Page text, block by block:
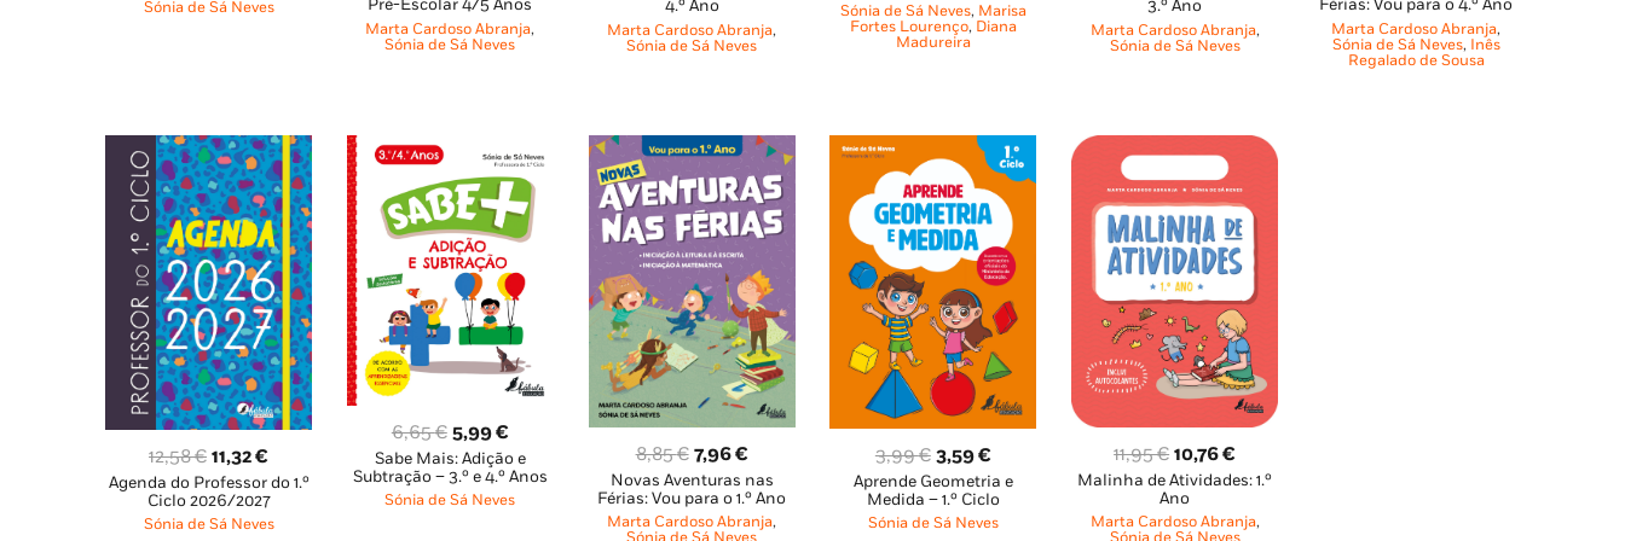
Sónia de Sá Neves
original
era:
atual
é:
Pré-Escolar 4/5 Anos
Marta Cardoso Abranja,
Sónia de Sá Neves
original
era:
atual
é:
4.º Ano
Marta Cardoso Abranja,
Sónia de Sá Neves
original
era:
atual
Sónia de Sá Neves, Marisa
Fortes Lourenço, Diana
Madureira
original
era:
atual
é:
3.º Ano
Marta Cardoso Abranja,
Sónia de Sá Neves
original
era:
atual
é:
Férias: Vou para o 4.º Ano
Marta Cardoso Abranja,
Sónia de Sá Neves, Inês
Regalado de Sousa
12,58€ O
preço
original
11,32€
preço
Agenda do Professor do 1.º
Ciclo 2026/2027
Sónia de Sá Neves
6,65€ O
preço
original
5,99€O
preço
atual
Sabe Mais: Adição e
Subtração – 3.º e 4.º Anos
Sónia de Sá Neves
8,85€ O
preço
original
7,96€O
preço
atual
Novas Aventuras nas
Férias: Vou para o 1.º Ano
Marta Cardoso Abranja,
3,99€ O
preço
original
3,59€O
preço
atual
Aprende Geometria e
Medida – 1.º Ciclo
Sónia de Sá Neves
11,95€ O
preço
original
10,76€
preço
atual
Malinha de Atividades: 1.º
Ano
Marta Cardoso Abranja,